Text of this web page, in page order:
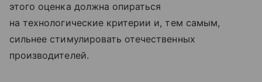
этого оценка должна опираться
на технологические критерии и, тем самым,
сильнее стимулировать отечественных
производителей.